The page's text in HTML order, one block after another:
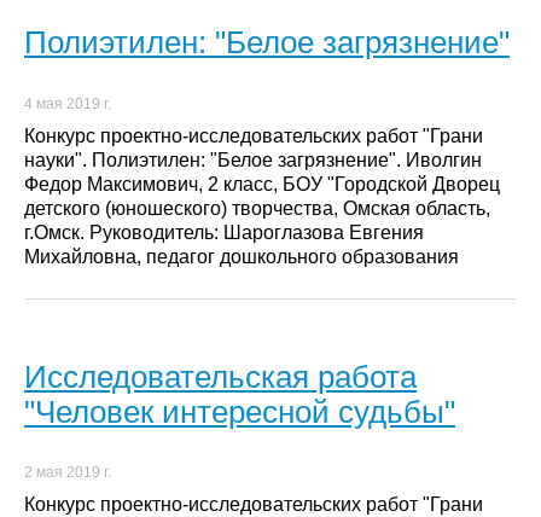
Полиэтилен: "Белое загрязнение"
4 мая 2019 г.
Конкурс проектно-исследовательских работ "Грани
науки". Полиэтилен: "Белое загрязнение". Иволгин
Федор Максимович, 2 класс, БОУ "Городской Дворец
детского (юношеского) творчества, Омская область,
г.Омск. Руководитель: Шароглазова Евгения
Михайловна, педагог дошкольного образования
Исследовательская работа
"Человек интересной судьбы"
2 мая 2019 г.
Конкурс проектно-исследовательских работ "Грани